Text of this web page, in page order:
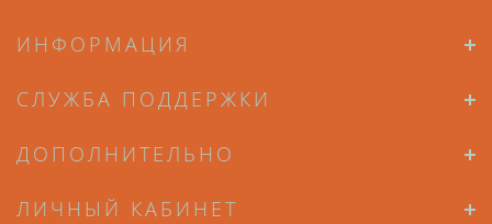
ИНФОРМАЦИЯ
СЛУЖБА ПОДДЕРЖКИ
ДОПОЛНИТЕЛЬНО
ЛИЧНЫЙ КАБИНЕТ